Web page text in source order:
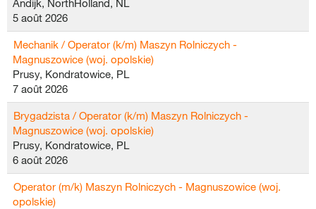
Andijk, NorthHolland, NL
5 août 2026
Mechanik / Operator (k/m) Maszyn Rolniczych -
Magnuszowice (woj. opolskie)
Prusy, Kondratowice, PL
7 août 2026
Brygadzista / Operator (k/m) Maszyn Rolniczych -
Magnuszowice (woj. opolskie)
Prusy, Kondratowice, PL
6 août 2026
Operator (m/k) Maszyn Rolniczych - Magnuszowice (woj.
opolskie)